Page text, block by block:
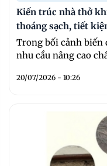
Kiến trúc nhà thở
thoáng sạch, tiết
Trong bối cảnh biến
nhu cầu nâng cao
20/07/2026 - 10:26